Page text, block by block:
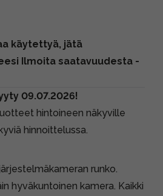
käytettyä, jätä
Ilmoita saatavuudesta -
09.07.2026!
hintoineen näkyville
hinnoittelussa.
runko.
hyväkuntoinen kamera. Kaikki